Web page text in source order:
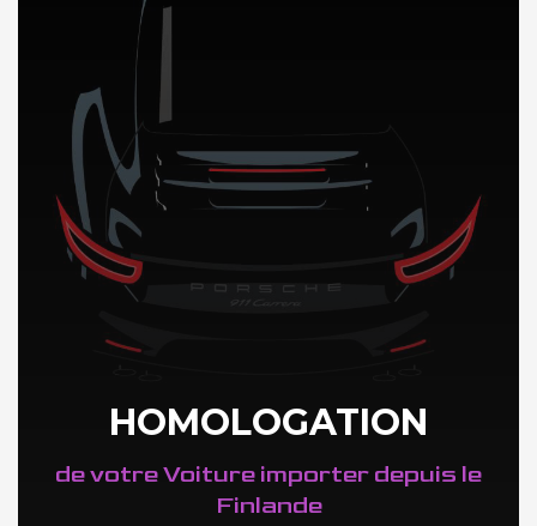
HOMOLOGATION
de votre Voiture importer depuis le
Finlande